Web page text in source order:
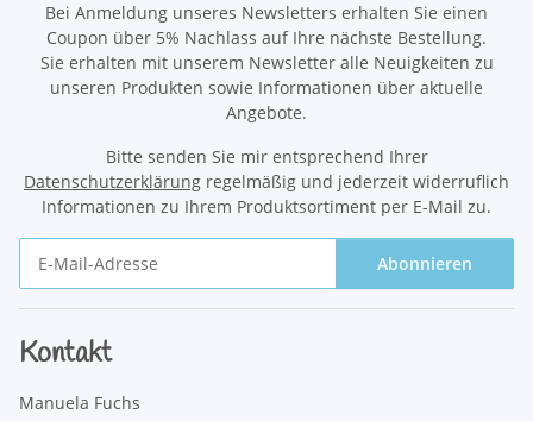
Bei Anmeldung unseres Newsletters erhalten Sie einen
Coupon über 5% Nachlass auf Ihre nächste Bestellung.
Sie erhalten mit unserem Newsletter alle Neuigkeiten zu
unseren Produkten sowie Informationen über aktuelle
Angebote.
Bitte senden Sie mir entsprechend Ihrer
Datenschutzerklärung regelmäßig und jederzeit widerruflich
Informationen zu Ihrem Produktsortiment per E-Mail zu.
Abonnieren
Kontakt
Manuela Fuchs